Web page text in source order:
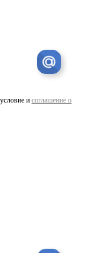
и соглашение о